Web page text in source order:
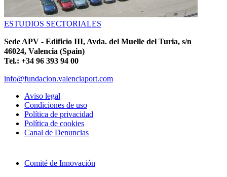
ESTUDIOS SECTORIALES
Sede APV - Edificio III, Avda. del Muelle del Turia, s/n
46024, Valencia (Spain)
Tel.: +34 96 393 94 00
info@fundacion.valenciaport.com
Aviso legal
Condiciones de uso
Política de privacidad
Política de cookies
Canal de Denuncias
Comité de Innovación